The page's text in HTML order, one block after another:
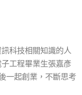
科技相關知識的人
工程畢業生張嘉彥
一起創業，不斷思考